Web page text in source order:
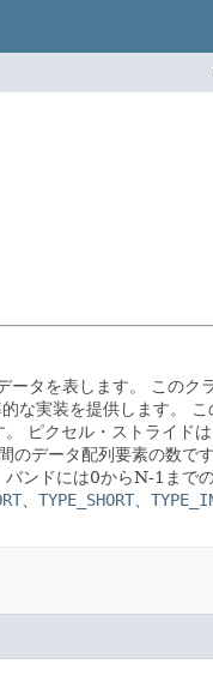
タを表します。
このク
な実装を提供します。
ピクセル・ストライド
データ配列要素の数です
バンドには0からN-1まで
TYPE_SHORT